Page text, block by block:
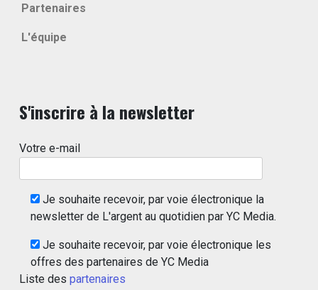
Partenaires
L'équipe
S'inscrire à la newsletter
Votre e-mail
Je souhaite recevoir, par voie électronique la
newsletter de L'argent au quotidien par YC Media.
Je souhaite recevoir, par voie électronique les
offres des partenaires de YC Media
Liste des partenaires